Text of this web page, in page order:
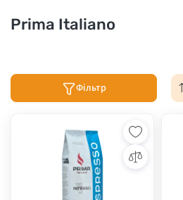
Prima Italiano
Фільтр